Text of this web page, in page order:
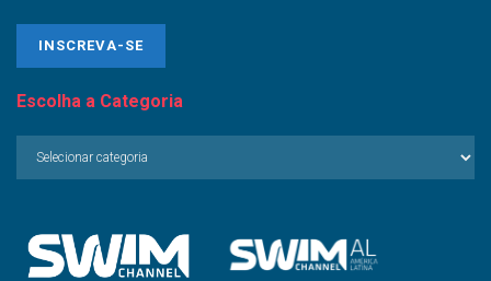
Escolha a Categoria